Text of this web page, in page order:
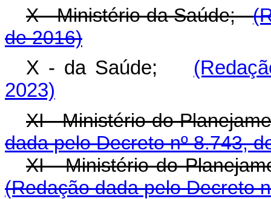
X - Ministério da Saúde;
de 2016)
X - da Saúde;
2023)
XI - Ministério do
dada pelo Decreto nº 8.743,
XI - Ministério do
(Redação dada pelo Decreto